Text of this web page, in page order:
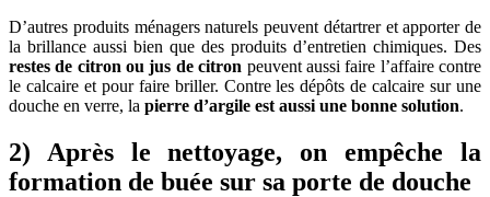
D’autres produits ménagers naturels peuvent détartrer et apporter de
la brillance aussi bien que des produits d’entretien chimiques. Des
restes de citron ou jus de citron peuvent aussi faire l’affaire contre
le calcaire et pour faire briller. Contre les dépôts de calcaire sur une
douche en verre, la pierre d’argile est aussi une bonne solution.
2) Après le nettoyage, on empêche la
formation de buée sur sa porte de douche